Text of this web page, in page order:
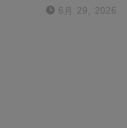
6月 29, 2026